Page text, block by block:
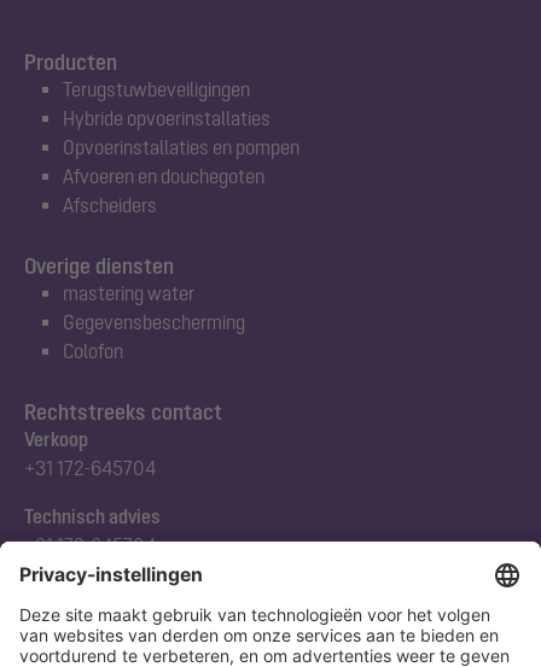
Producten
Terugstuwbeveiligingen
Hybride opvoerinstallaties
Opvoerinstallaties en pompen
Afvoeren en douchegoten
Afscheiders
Rechtstreeks contact
Verkoop
+31 172-645704
Technisch advies
+31 172-645704
Abonneert u zich op onze nieuwsbrief
Overige diensten
mastering water
Gegevensbescherming
Colofon